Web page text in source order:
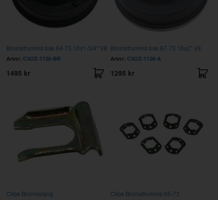
Bromstrumma bak 64-73 10x1-3/4" V8
Artnr: C3OZ-1126-BR
1495 kr
Bromstrumma bak 67-73 10x2" V8
Artnr: C3OZ-1126-A
1295 kr
Clips Bromsslang Clips Bromstrumma 65-73